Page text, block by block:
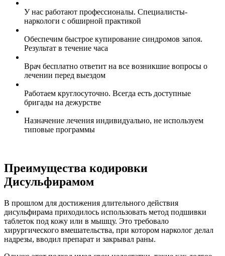
У нас работают профессионалы. Специалисты-
наркологи с обширной практикой
Обеспечим быстрое купирование синдромов запоя.
Результат в течение часа
Врач бесплатно ответит на все возникшие вопросы о
лечении перед выездом
Работаем круглосуточно. Всегда есть доступные
бригады на дежурстве
Назначение лечения индивидуально, не используем
типовые программы
Преимущества кодировки
Дисульфирамом
В прошлом для достижения длительного действия
дисульфирама приходилось использовать метод подшивки
таблеток под кожу или в мышцу. Это требовало
хирургического вмешательства, при котором нарколог делал
надрезы, вводил препарат и закрывал раны.